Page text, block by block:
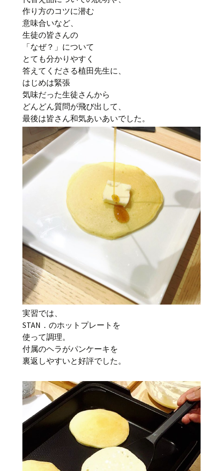
作り方のコツに潜む
意味合いなど、
生徒の皆さんの
「なぜ？」について
とても分かりやすく
答えてくださる植田先生に、
はじめは緊張
気味だった生徒さんから
どんどん質問が飛び出して、
最後は皆さん和気あいあいでした。
実習では、
STAN．のホットプレートを
使って調理。
付属のヘラがパンケーキを
裏返しやすいと好評でした。